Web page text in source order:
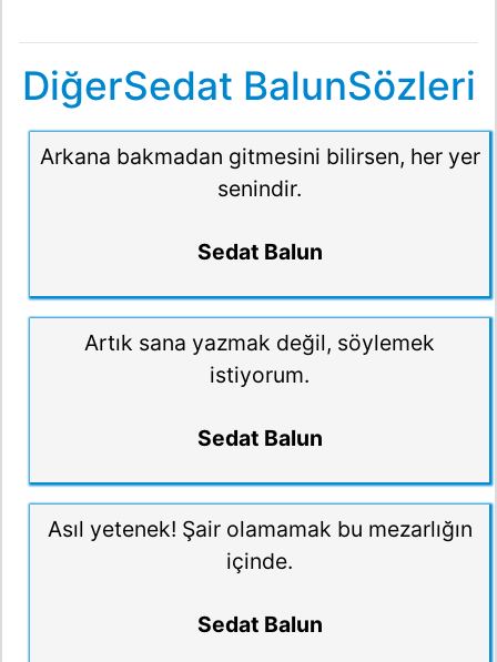
DiğerSedat BalunSözleri
Arkana bakmadan gitmesini bilirsen, her yer
senindir.
Sedat Balun
Artık sana yazmak değil, söylemek
istiyorum.
Sedat Balun
Asıl yetenek! Şair olamamak bu mezarlığın
içinde.
Sedat Balun